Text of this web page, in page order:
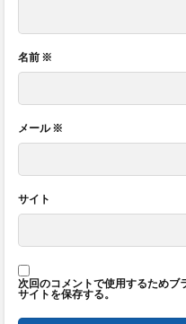
名前 ※
メール※
サイト
次回のコメントで使用するためブ
サイトを保存する。